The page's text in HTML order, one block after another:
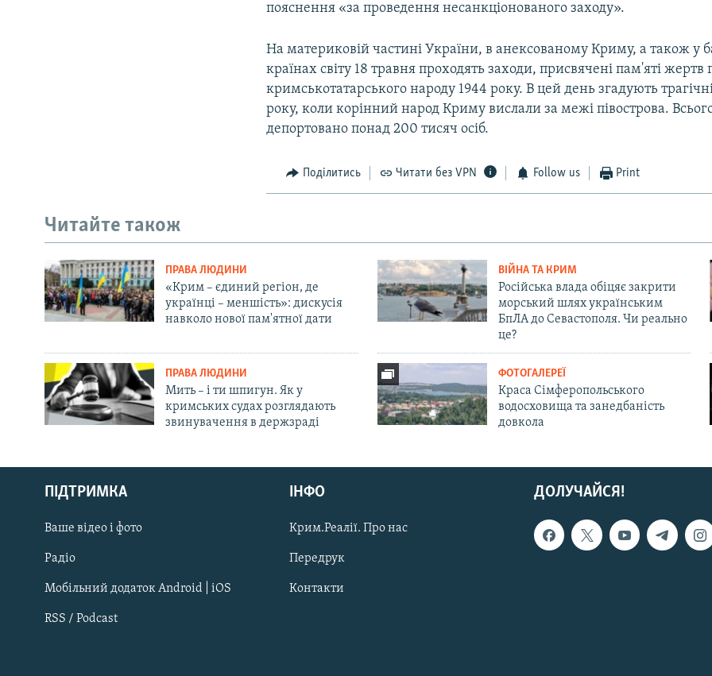
Русский
Qırımtatar
ДОЛУЧАЙСЯ!
пояснення «за проведення несанкціонованого заходу».
На материковій частині України, в анексованому Криму, а також у
країнах світу 18 травня проходять заходи, присвячені пам'яті жертв
кримськотатарського народу 1944 року. В цей день згадують трагічні
року, коли корінний народ Криму вислали за межі півострова.
депортовано понад 200 тисяч осіб.
Поділитись Читати без VPN Follow us Print
Читайте також
ПРАВА ЛЮДИНИ
«Крим – єдиний регіон, де
українці – меншість»: дискусія
навколо нової пам'ятної дати
ВІЙНА ТА КРИМ
Російська влада обіцяє закрити
морський шлях українським
БпЛА до Севастополя. Чи реально
це?
ПРАВА ЛЮДИНИ
Мить – і ти шпигун. Як у
кримських судах розглядають
звинувачення в держзраді
ФОТОГАЛЕРЕЇ
Краса Сімферопольського
водосховища та занедбаність
довкола
ДОЛУЧАЙСЯ!
ПІДТРИМКА
Ваше відео і фото
Радіо
Мобільний додаток Android | iOS
RSS / Podcast
ІНФО
Крим.Реалії. Про нас
Передрук
Контакти